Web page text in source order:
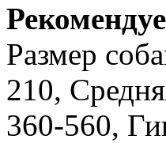
Размер
210,
360-560,